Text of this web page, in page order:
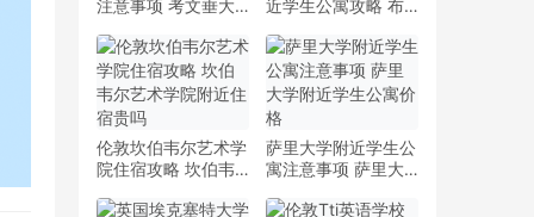
注意事项 考文垂大
少钱
近学生公寓攻略 布
多少钱一周
伦敦坎伯韦尔艺术学
院住宿攻略 坎伯韦
贵吗
萨里大学附近学生公
寓注意事项 萨里大